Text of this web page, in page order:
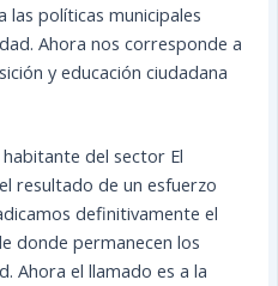
las políticas municipales
Ahora nos corresponde a
y educación ciudadana
del sector El
resultado de un esfuerzo
definitivamente el
donde permanecen los
Ahora el llamado es a la